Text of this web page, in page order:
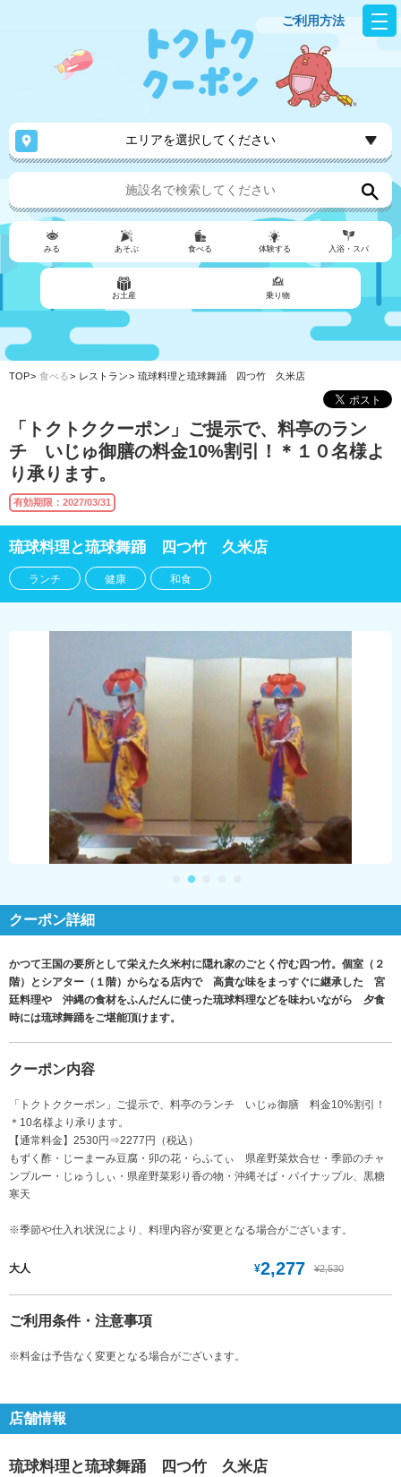
ご利用方法
エリアを選択してください
みる あそぶ 食べる 体験する 入浴・スパ
お土産 乗り物
TOP 食べる レストラン 琉球料理と琉球舞踊 四つ竹 久米店
「トクトククーポン」ご提示で、料亭のラン
チ いじゅ御膳の料金10%割引！＊１０名様よ
り承ります。
有効期限：2027/03/31
琉球料理と琉球舞踊 四つ竹 久米店
ランチ 健康 和食
クーポン詳細
かつて王国の要所として栄えた久米村に隠れ家のごとく佇む四つ竹。個室（２
階）とシアター（１階）からなる店内で 高貴な味をまっすぐに継承した 宮
廷料理や 沖縄の食材をふんだんに使った琉球料理などを味わいながら 夕食
時には琉球舞踊をご堪能頂けます。
クーポン内容
「トクトククーポン」ご提示で、料亭のランチ いじゅ御膳 料金10%割引！
＊10名様より承ります。
【通常料金】2530円⇒2277円（税込）
もずく酢・じーまーみ豆腐・卯の花・らふてぃ 県産野菜炊合せ・季節のチャ
ンプルー・じゅうしぃ・県産野菜彩り香の物・沖縄そば・パイナップル、黒糖
寒天
※季節や仕入れ状況により、料理内容が変更となる場合がございます。
大人 ¥2,277 ¥2,530
ご利用条件・注意事項
※料金は予告なく変更となる場合がございます。
店舗情報
琉球料理と琉球舞踊 四つ竹 久米店